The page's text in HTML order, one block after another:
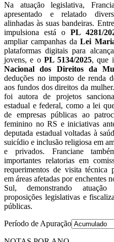
Na atuação legislativa,
apresentado e relatado
alinhadas às suas bandeiras.
impulsiona está o PL 4281/
ampliar campanhas daLei
plataformas digitais para
jovens, e o PL 5134/2025, que
Nacional dos Direitos da
deduções no imposto de renda
aos fundos dos direitos da
foi autora de projetos
estadual e federal, como a lei
de empresas públicas ao
feminino no RS e iniciativas
deputada estadual voltadas à
suicídio e inclusão religiosa em
e privados. Franciane
importantes relatorias em
requerimentos de visita técnica
em áreas afetadas por enchentes
Sul, demonstrando
proposições legislativas e
públicas.
Período de Apuração